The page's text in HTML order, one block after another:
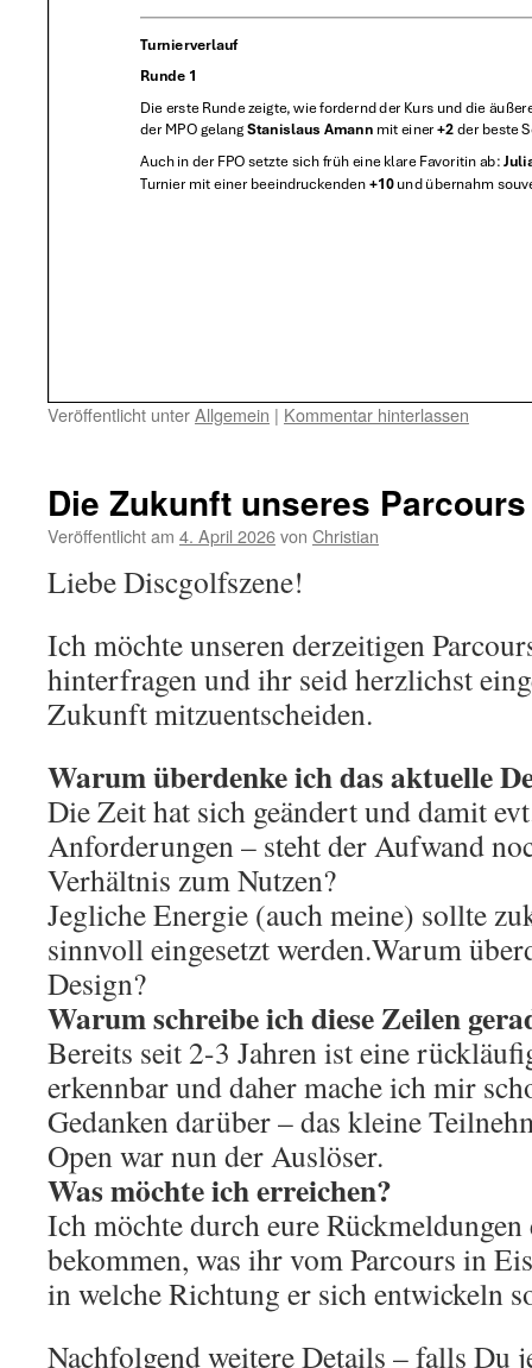
Veröffentlicht unterAllgemein | Kommentar hinterlassen
Die Zukunft unseres
Veröffentlicht am 4. April 2026von Christian
Liebe Discgolfszene!
Ich möchte unseren derzeitigen
hinterfragen und ihr seid herzlichst
Zukunft mitzuentscheiden.
Warum überdenke ich das aktuelle
Die Zeit hat sich geändert und damit
Anforderungen – steht der Aufwand
Verhältnis zum Nutzen?
Jegliche Energie (auch meine) sollte
sinnvoll eingesetzt werden.Warum
Design?
Warum schreibe ich diese Zeilen
Bereits seit 2-3 Jahren ist eine
erkennbar und daher mache ich mir
Gedanken darüber – das kleine
Open war nun der Auslöser.
Was möchte ich erreichen?
Ich möchte durch eure
bekommen, was ihr vom Parcours in
in welche Richtung er sich entwickeln
Nachfolgend weitere Details – falls Du